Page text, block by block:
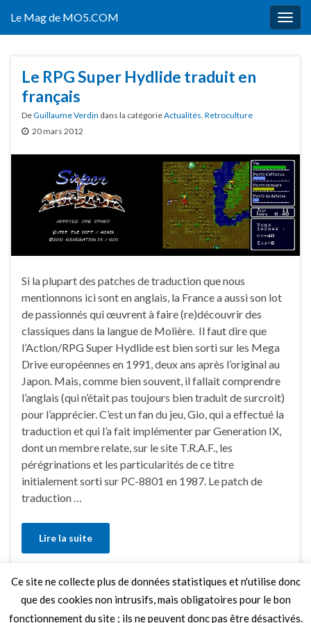
Le Mag de MO5.COM
Le RPG Super Hydlide traduit en
français
DeGuillaume Verdin dans la catégorieActualités, Retroculture
20 mars 2012
Si la plupart des patches de traduction que nous
mentionnons ici sont en anglais, la France a aussi son lot
de passionnés qui œuvrent à faire (re)découvrir des
classiques dans la langue de Molière. Il faut dire que
l’Action/RPG Super Hydlide est bien sorti sur les Mega
Drive européennes en 1991, deux ans après l’original au
Japon. Mais, comme bien souvent, il fallait comprendre
l’anglais (qui n’était pas toujours bien traduit de surcroit)
pour l’apprécier. C’est un fan du jeu, Gio, qui a effectué la
traduction et qui l’a fait implémenter par Generation IX,
dont un membre relate, sur le site T.R.A.F., les
pérégrinations et les particularités de ce titre
initialement sorti sur PC-8801 en 1987. Le patch de
traduction …
Lire la suite
6 Commentaires
Ce site ne collecte plus de données statistiques et n'utilise donc
que des cookies non intrusifs, mais obligatoires pour le bon
fonctionnement du site ; ils ne peuvent donc pas être désactivés.